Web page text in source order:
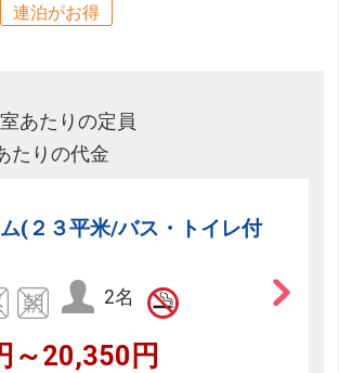
連泊がお得
あたりの定員
たりの代金
(２３平米/バス・トイレ付
2名
～20,350円